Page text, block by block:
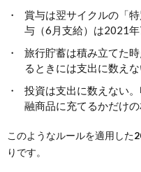
賞与は翌サイクルの「
与（6月支給）は2021年
旅行貯蓄は積み立てた
るときには支出に数えな
投資は支出に数えない
融商品に充てるかだけの
このようなルールを適用した
りです。